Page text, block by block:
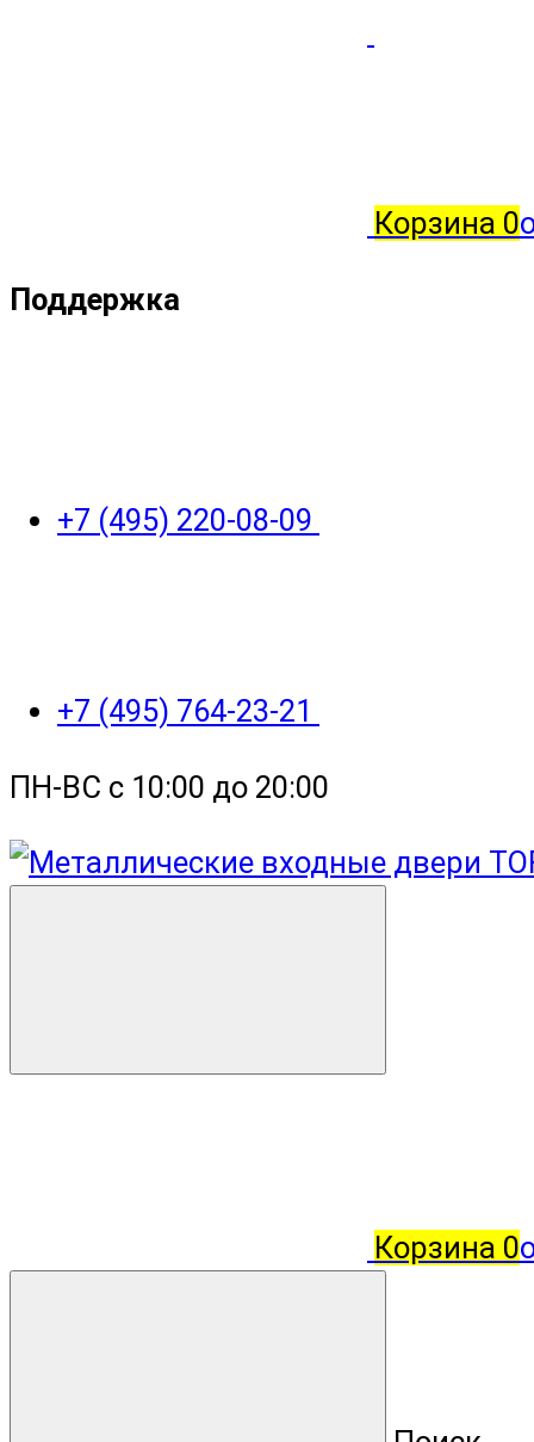
Корзина 0
Поддержка
+7 (495) 220-08-09
+7 (495) 764-23-21
ПН-ВС с 10:00 до 20:00
Корзина 0